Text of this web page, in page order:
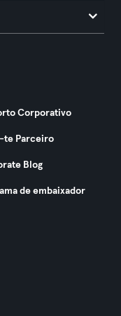
Corporativo
te Parceiro
Blog
de embaixador